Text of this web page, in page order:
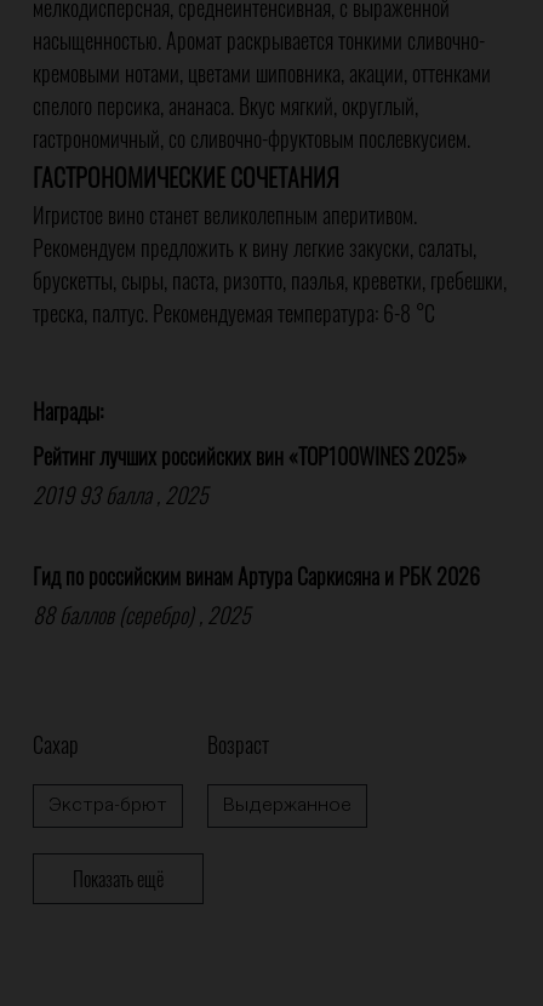
мелкодисперсная, среднеинтенсивная, с выраженной
насыщенностью. Аромат раскрывается тонкими сливочно-
кремовыми нотами, цветами шиповника, акации, оттенками
спелого персика, ананаса. Вкус мягкий, округлый,
гастрономичный, со сливочно-фруктовым послевкусием.
ГАСТРОНОМИЧЕСКИЕ СОЧЕТАНИЯ
Игристое вино станет великолепным аперитивом.
Рекомендуем предложить к вину легкие закуски, салаты,
брускетты, сыры, паста, ризотто, паэлья, креветки, гребешки,
треска, палтус. Рекомендуемая температура: 6-8 °C
Награды:
Рейтинг лучших российских вин «TOP100WINES 2025»
2019 93 балла , 2025
Гид по российским винам Артура Саркисяна и РБК 2026
88 баллов (серебро) , 2025
Сахар
Экстра-брют
Возраст
Выдержанное
Стоимость
Показать ещё